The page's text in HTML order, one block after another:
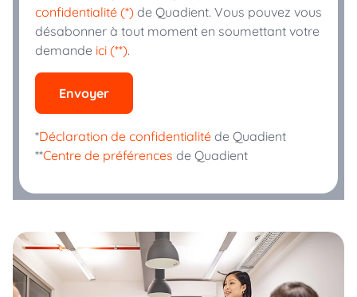
confidentialité (*) de Quadient. Vous pouvez vous
désabonner à tout moment en soumettant votre
demande ici (**).
Envoyer
*Déclaration de confidentialité de Quadient
**Centre de préférences de Quadient